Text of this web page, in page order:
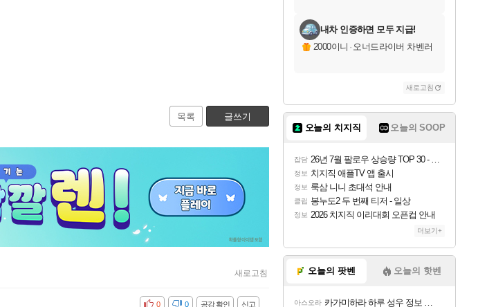
목록 글쓰기
새로고침
신고
공감 확인
비공감 0
0
내차 인증하면 모두 지급!
2000이니 · 오너드라이버 차벤러
새로고침
오늘의 치지직 오늘의 SOOP
잡담 26년 7월 팔로우 상승량 TOP 30 - 월간 치지직
정보 치지직 애플TV 앱 출시
정보 룩삼 니니 초대석 안내
클립 봉누도2 두 번째 티저 - 일상
정보 2026 치지직 이리대회 오픈컵 안내
더보기+
오늘의 팟벤 오늘의 핫벤
아스오라 카가미하라 하루 성우 정보 및 주요 필모